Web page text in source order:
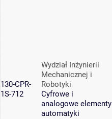
130-CPR-
1S-712
Wydział Inżynierii
Mechanicznej i
Robotyki
Cyfrowe i
analogowe elementy
automatyki